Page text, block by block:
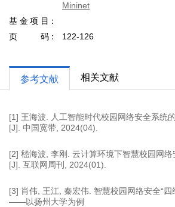
Mininet
基金项目
页码
122-126
参考文献 相关文献
[1] 王海波. 人工智能时代校园网络安全系统
[J]. 中国宽带, 2024(04).
[2] 嵇海波, 李刚. 云计算环境下智慧校园网
[J]. 互联网周刊, 2024(01).
[3] 肖伟, 王江, 秦宏伟. 智慧校园网络安全“四
——以扬州大学为例